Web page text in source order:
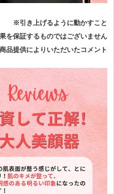
※引き上げるように動かすこと
を保証するものではございません
提供によりいただいたコメント